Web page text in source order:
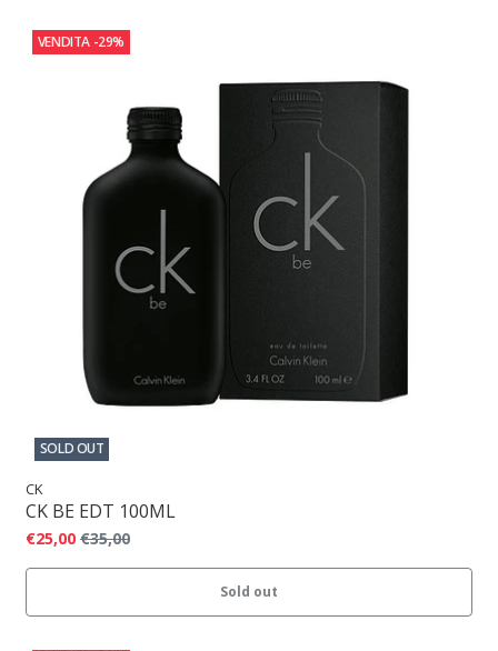
VENDITA -29%
SOLD OUT
CK
CK BE EDT 100ML
€25,00 €35,00
Sold out